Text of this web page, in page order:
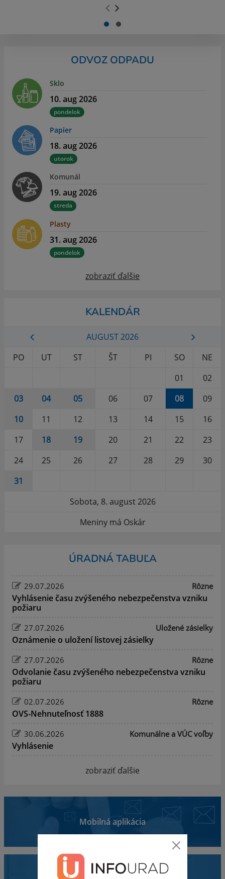
ODVOZ ODPADU
Sklo
10. aug 2026
pondelok
Papier
18. aug 2026
utorok
Komunál
19. aug 2026
streda
Plasty
31. aug 2026
pondelok
zobraziť ďalšie
KALENDÁR
AUGUST 2026
PO
UT ST ŠT PI SO
NE
01
02
03
04 05 06 07 08
09
10
11 12 13 14 15
16
17
18 19 20 21 22
23
24
25 26 27 28 29
30
31
Sobota, 8. august 2026
Meniny má Oskár
ÚRADNÁ TABUĽA
29.07.2026 Rôzne
Vyhlásenie času zvýšeného nebezpečenstva vzniku
požiaru
27.07.2026 Uložené zásielky
Oznámenie o uložení listovej zásielky
27.07.2026 Rôzne
Odvolanie času zvýšeného nebezpečenstva vzniku
požiaru
02.07.2026 Rôzne
OVS-Nehnuteľnosť 1888
30.06.2026 Komunálne a VÚC voľby
Vyhlásenie
zobraziť ďalšie
Mobilná aplikácia